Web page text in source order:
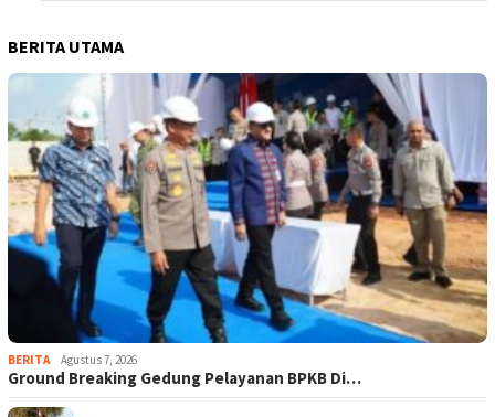
BERITA UTAMA
BERITA Agustus 7, 2026
Ground Breaking Gedung Pelayanan BPKB Di…